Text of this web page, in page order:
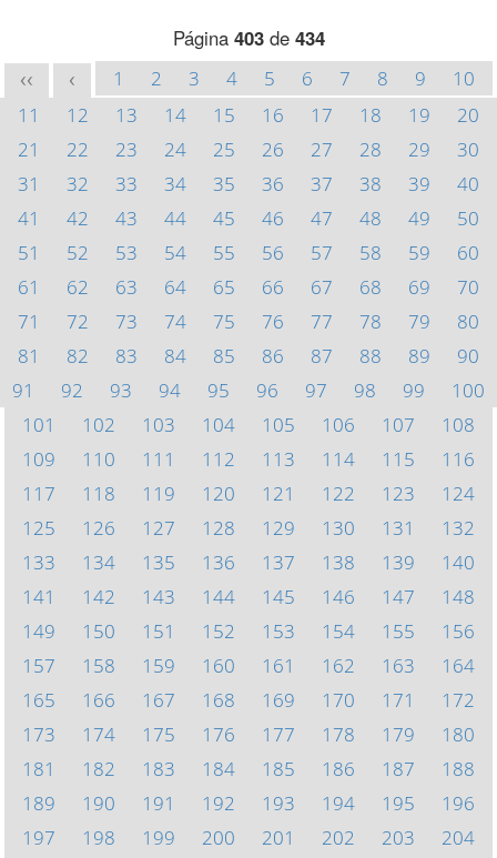
Página 403de 434
<< < 1 2 3 4 5 6 7 8 9
10
11
12 13 14 15 16 17 18 19
20
21
22 23 24 25 26 27 28 29
30
31
32 33 34 35 36 37 38 39
40
41
42 43 44 45 46 47 48 49
50
51
52 53 54 55 56 57 58 59
60
61
62 63 64 65 66 67 68 69
70
71
72 73 74 75 76 77 78 79
80
81
82 83 84 85 86 87 88 89
90
91
92 93 94 95 96 97 98 99
100
101
102 103 104 105 106 107
108
109
110 111 112 113 114 115
116
117
118 119 120 121 122 123
124
125
126 127 128 129 130 131
132
133
134 135 136 137 138 139
140
141
142 143 144 145 146 147
148
149
150 151 152 153 154 155
156
157
158 159 160 161 162 163
164
165
166 167 168 169 170 171
172
173
174 175 176 177 178 179
180
181
182 183 184 185 186 187
188
189
190 191 192 193 194 195
196
197
198 199 200 201 202 203
204